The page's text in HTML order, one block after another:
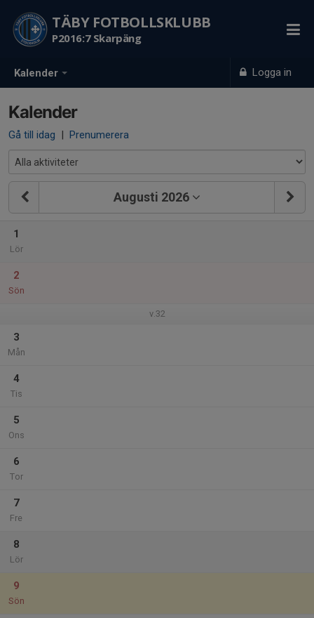
Kalender Logga in
TÄBY FOTBOLLSKLUBB
P2016:7 Skarpäng
Kalender
Gå till idag | Prenumerera
Augusti 2026
1
Lör
2
Sön
v.32
3
Mån
4
Tis
5
Ons
6
Tor
7
Fre
8
Lör
9
Sön